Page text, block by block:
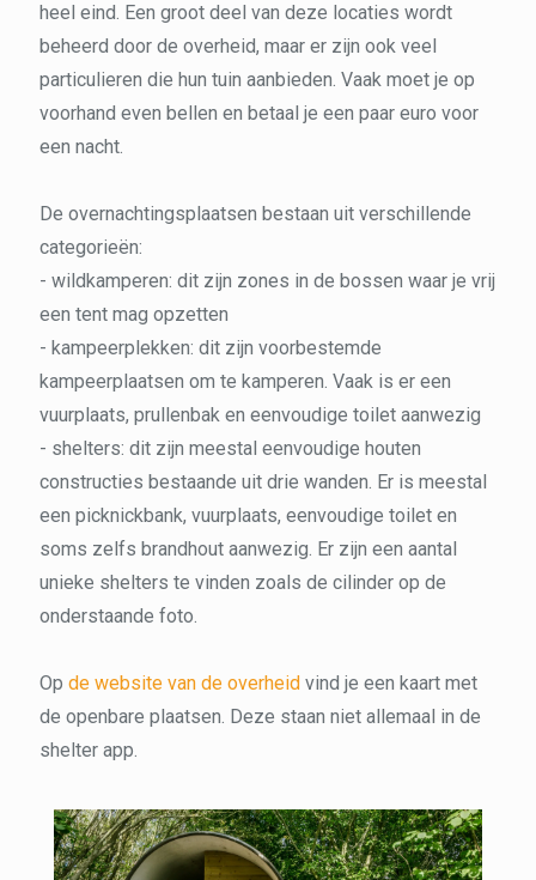
heel eind. Een groot deel van deze locaties wordt
beheerd door de overheid, maar er zijn ook veel
particulieren die hun tuin aanbieden. Vaak moet je op
voorhand even bellen en betaal je een paar euro voor
een nacht.
De overnachtingsplaatsen bestaan uit verschillende
categorieën:
- wildkamperen: dit zijn zones in de bossen waar je vrij
een tent mag opzetten
- kampeerplekken: dit zijn voorbestemde
kampeerplaatsen om te kamperen. Vaak is er een
vuurplaats, prullenbak en eenvoudige toilet aanwezig
- shelters: dit zijn meestal eenvoudige houten
constructies bestaande uit drie wanden. Er is meestal
een picknickbank, vuurplaats, eenvoudige toilet en
soms zelfs brandhout aanwezig. Er zijn een aantal
unieke shelters te vinden zoals de cilinder op de
onderstaande foto.
Op de website van de overheid vind je een kaart met
de openbare plaatsen. Deze staan niet allemaal in de
shelter app.